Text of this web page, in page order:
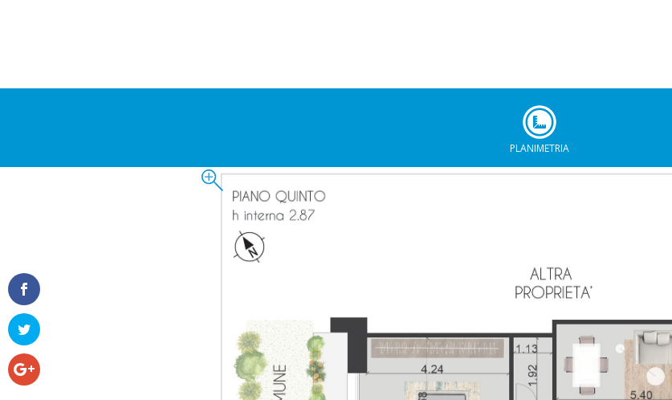
PLANIMETRIA